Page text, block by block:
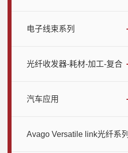
电子线束系列
光纤收发器-耗材-加工-复合
汽车应用
Avago Versatile link光纤系列